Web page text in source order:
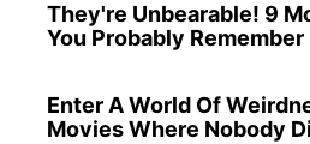
They're Unbearable! 9
You Probably Remember
Enter A World Of
Movies Where Nobody